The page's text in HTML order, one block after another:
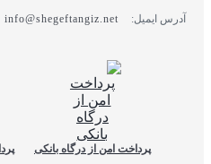
آدرس ایمیل: info@shegeftangiz.net
پرداخت امن از درگاه بانکی